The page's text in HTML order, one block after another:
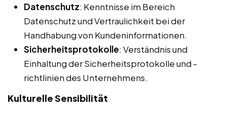
Datenschutz: Kenntnisse im Bereich
Datenschutz und Vertraulichkeit bei der
Handhabung von Kundeninformationen.
Sicherheitsprotokolle: Verständnis und
Einhaltung der Sicherheitsprotokolle und -
richtlinien des Unternehmens.
Kulturelle Sensibilität